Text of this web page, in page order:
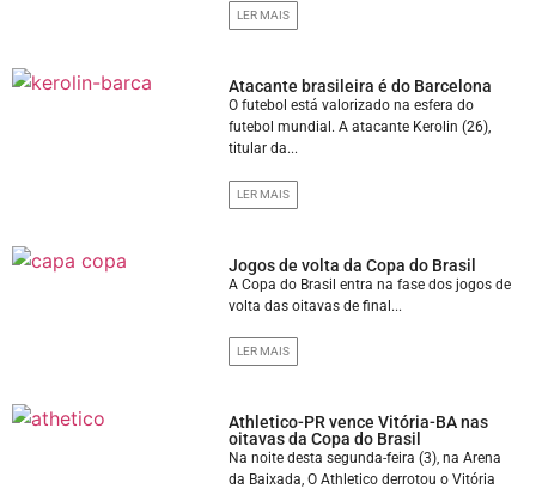
LER MAIS
Atacante brasileira é do Barcelona
O futebol está valorizado na esfera do
futebol mundial. A atacante Kerolin (26),
titular da...
LER MAIS
Jogos de volta da Copa do Brasil
A Copa do Brasil entra na fase dos jogos de
volta das oitavas de final...
LER MAIS
Athletico-PR vence Vitória-BA nas
oitavas da Copa do Brasil
Na noite desta segunda-feira (3), na Arena
da Baixada, O Athletico derrotou o Vitória